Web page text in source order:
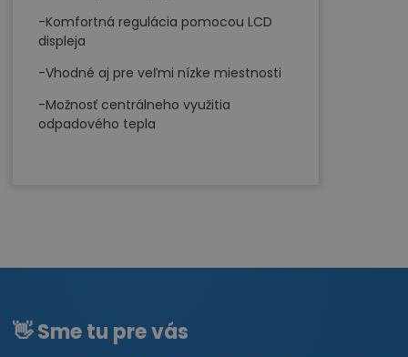
-Komfortná regulácia pomocou LCD
displeja
-Vhodné aj pre veľmi nízke miestnosti
-Možnosť centrálneho využitia
odpadového tepla
👋 Sme tu pre vás